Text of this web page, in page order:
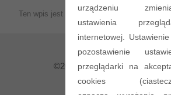
urządzeniu
ustawienia
internetowej.
pozostawienie
przeglądarki na
cookies
Ten wpis jest zabezpieczony hasłem.
komentarze.
©2026 Bezprzewodowe
| Powered by